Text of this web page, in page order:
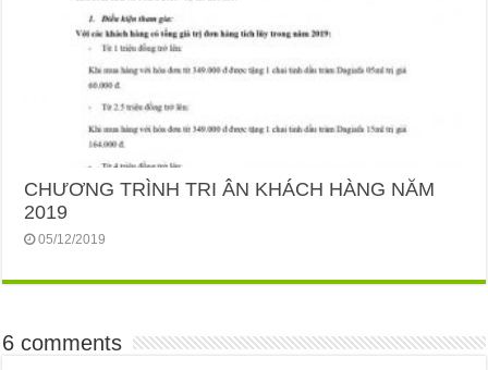
CHƯƠNG TRÌNH TRI ÂN KHÁCH HÀNG NĂM
2019
05/12/2019
6 comments